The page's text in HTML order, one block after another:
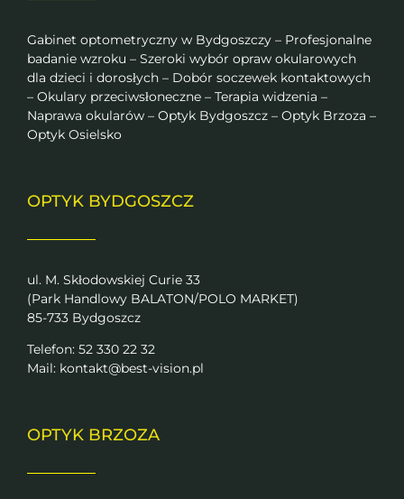
Gabinet optometryczny w Bydgoszczy – Profesjonalne
badanie wzroku – Szeroki wybór opraw okularowych
dla dzieci i dorosłych – Dobór soczewek kontaktowych
– Okulary przeciwsłoneczne – Terapia widzenia –
Naprawa okularów – Optyk Bydgoszcz – Optyk Brzoza –
Optyk Osielsko
OPTYK BYDGOSZCZ
ul. M. Skłodowskiej Curie 33
(Park Handlowy BALATON/POLO MARKET)
85-733 Bydgoszcz
Telefon: 52 330 22 32
Mail: kontakt@best-vision.pl
OPTYK BRZOZA